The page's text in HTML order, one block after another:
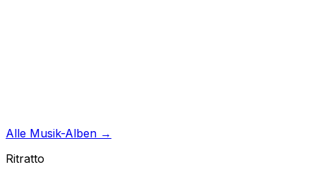
Alle Musik-Alben →
Ritratto